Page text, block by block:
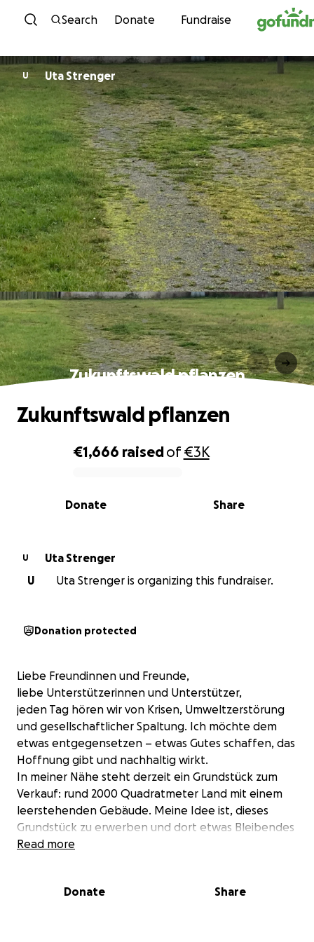
Skip to content
Search Donate Fundraise
U Uta Strenger
Zukunftswald pflanzen
0% complete
€1,666 raisedof€3K
Share
Donate
Zukunftswald pflanzen
U
Uta Strenger
U
Uta Strenger is organizing this fundraiser.
Donation protected
Liebe Freundinnen und Freunde,
liebe Unterstützerinnen und Unterstützer,
jeden Tag hören wir von Krisen, Umweltzerstörung
und gesellschaftlicher Spaltung. Ich möchte dem
etwas entgegensetzen – etwas Gutes schaffen, das
Hoffnung gibt und nachhaltig wirkt.
In meiner Nähe steht derzeit ein Grundstück zum
Verkauf: rund 2000 Quadratmeter Land mit einem
leerstehenden Gebäude. Meine Idee ist, dieses
Grundstück zu erwerben und dort etwas Bleibendes
zu schaffen – einen **Zukunftswald** und einen
- Auf der Fläche soll ein Zukunftswald entstehen –
Read more
Donate Share